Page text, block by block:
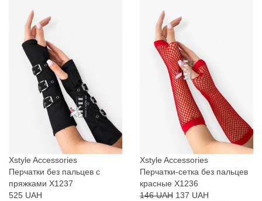
Xstyle Accessories
Перчатки без пальцев с
пряжками X1237
525 UAH
Xstyle Accessories
Перчатки-сетка без пальцев
красные X1236
146 UAH 137 UAH